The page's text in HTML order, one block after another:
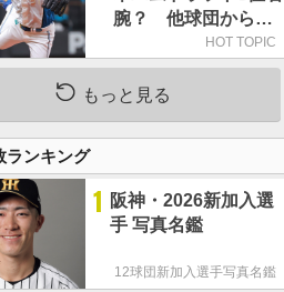
腕？ 他球団から
「モノが違う」HOT TOPIC
もっと見る
ランキング
1 阪神・2026新加入選
手 写真名鑑
12球団新加入選手写真名鑑